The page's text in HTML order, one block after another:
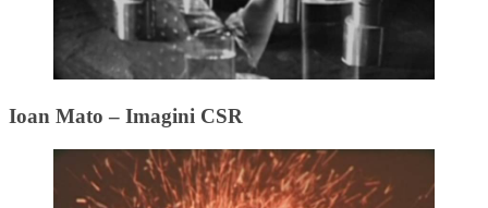
Ioan Mato – Imagini CSR